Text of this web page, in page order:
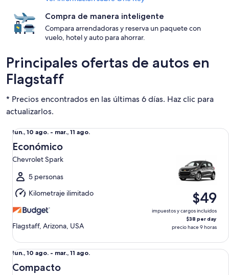
Compra de manera inteligente
Compara arrendadoras y reserva un paquete con
vuelo, hotel y auto para ahorrar.
Principales ofertas de autos en
Flagstaff
* Precios encontrados en las últimas 6 días. Haz clic para
actualizarlos.
Del
lun.,
10
ago.
al
mar.,
11
ago.
lun., 10 ago. - mar., 11 ago.
Económico
Chevrolet Spark
5 personas
Kilometraje ilimitado
Flagstaff, Arizona, USA
$49
impuestos y cargos incluidos
$38 per day
precio hace 9 horas
Económico Chevrolet Spark
Del
lun.,
lun., 10 ago. - mar., 11 ago.
Compacto
Compacto Kia Soul